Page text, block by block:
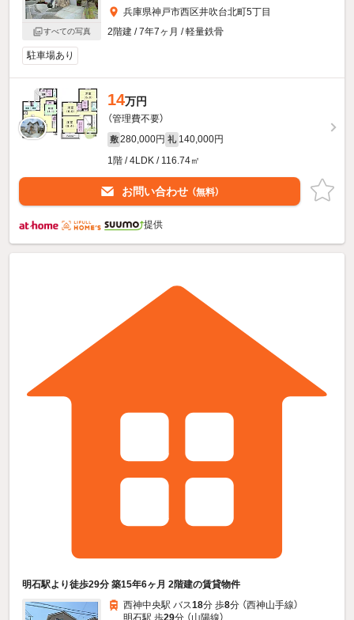
すべての写真
兵庫県神戸市西区井吹台北町5丁目
2階建 / 7年7ヶ月 / 軽量鉄骨
駐車場あり
14万円
（管理費不要）
敷 280,000円 礼 140,000円
1階 / 4LDK / 116.74㎡
お問い合わせ （無料）
提供
明石駅より徒歩29分 築15年6ヶ月 2階建の賃貸物件
西神中央駅 バス18分 歩8分 （西神山手線）
明石駅 歩29分 （山陽線）